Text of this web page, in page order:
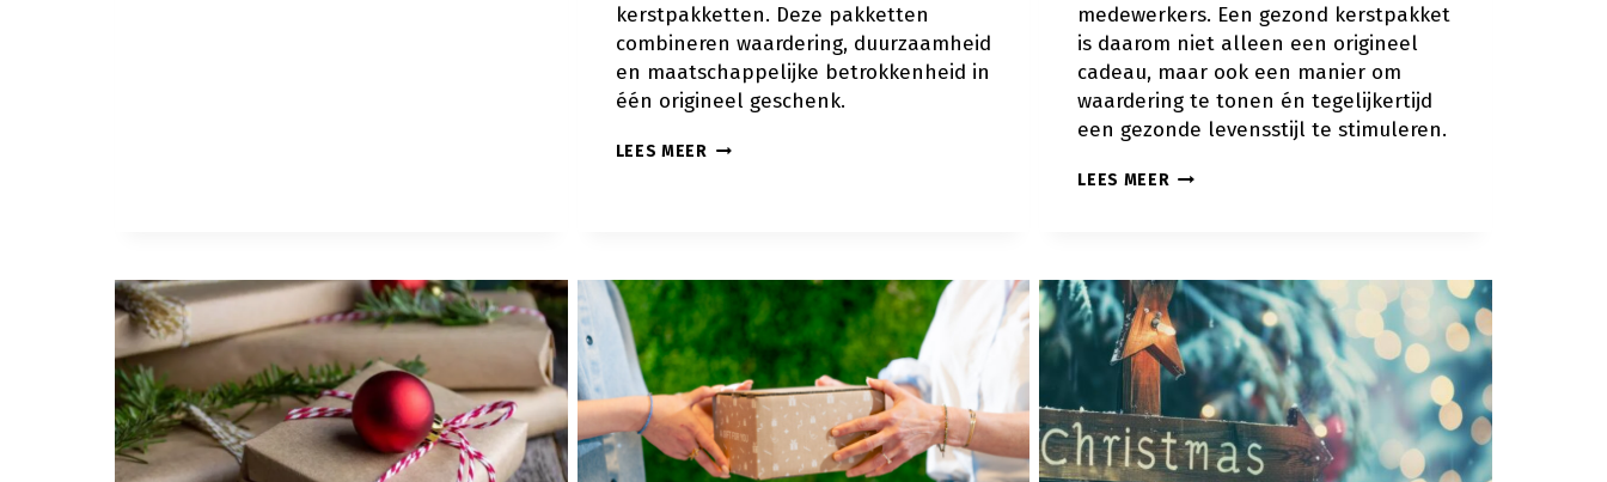
kerstpakketten. Deze pakketten
combineren waardering, duurzaamheid
en maatschappelijke betrokkenheid in
één origineel geschenk.
LEES MEER LOKALE
CADEAU
UIT
EIGEN
REGIO
medewerkers. Een gezond kerstpakket
is daarom niet alleen een origineel
cadeau, maar ook een manier om
waardering te tonen én tegelijkertijd
een gezonde levensstijl te stimuleren.
LEES MEER GEZOND
BESTE
IDEEËN
VOOR
EEN
VITAAL
EINDE
VAN
HET
JAAR